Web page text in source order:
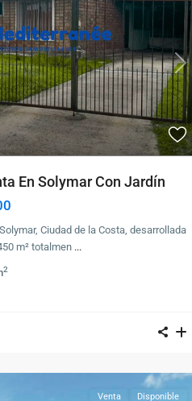
En Solymar Con Jardín
Ciudad de la Costa, desarrollada
m² totalmen ...
2
Venta Disponible